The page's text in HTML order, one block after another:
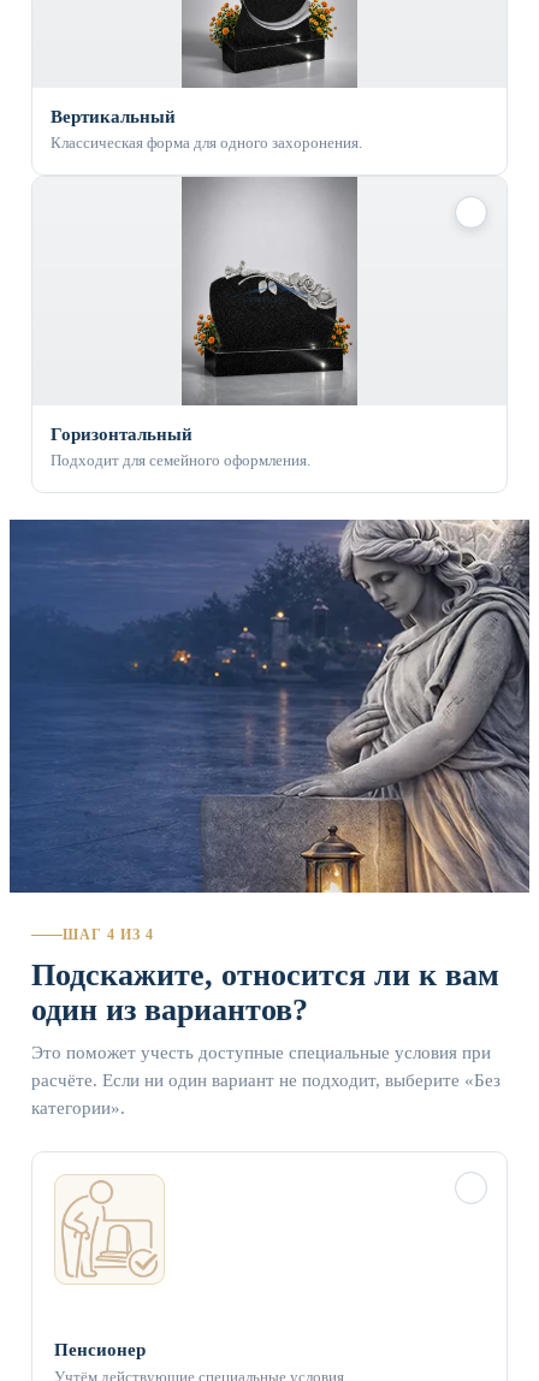
Вертикальный
Классическая форма для одного захоронения.
Горизонтальный
Подходит для семейного оформления.
ШАГ 4 ИЗ 4
Подскажите, относится ли к вам
один из вариантов?
Это поможет учесть доступные специальные условия при
расчёте. Если ни один вариант не подходит, выберите «Без
категории».
Пенсионер